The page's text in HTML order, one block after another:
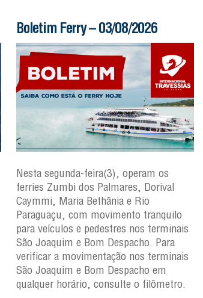
Boletim Ferry – 03/08/2026
Nesta segunda-feira(3), operam os
ferries Zumbi dos Palmares, Dorival
Caymmi, Maria Bethânia e Rio
Paraguaçu, com movimento tranquilo
para veículos e pedestres nos terminais
São Joaquim e Bom Despacho. Para
verificar a movimentação nos terminais
São Joaquim e Bom Despacho em
qualquer horário, consulte o filômetro.